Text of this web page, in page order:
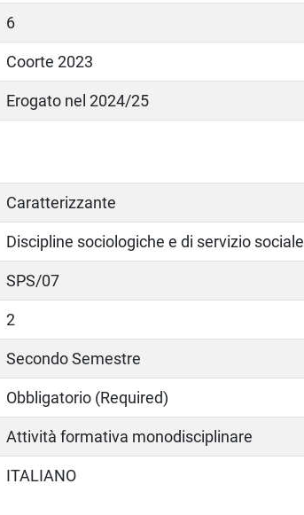
6
Coorte 2023
Erogato nel 2024/25
Caratterizzante
Discipline sociologiche e di servizio sociale
SPS/07
2
Secondo Semestre
Obbligatorio (Required)
Attività formativa monodisciplinare
ITALIANO